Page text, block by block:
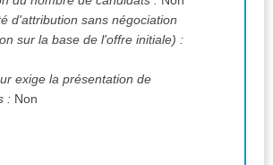
d'attribution sans négociation
(Attribution sur la base de l'offre initiale) :
exige la présentation de
: Non